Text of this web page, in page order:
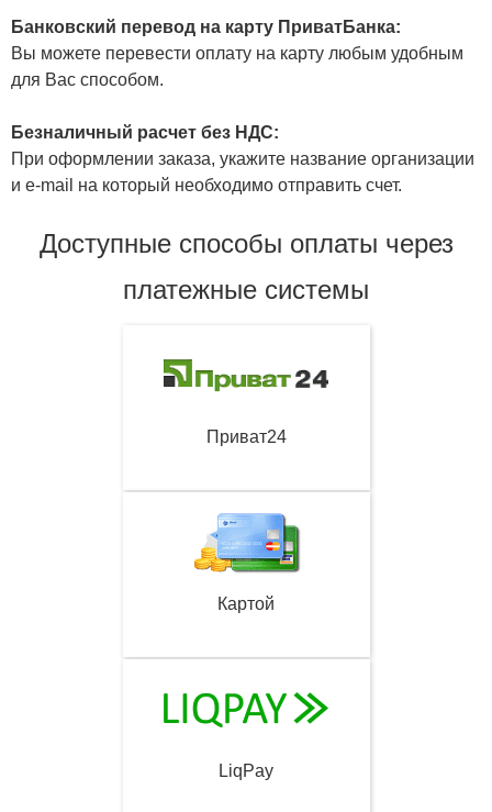
Банковский перевод на карту ПриватБанка:
Вы можете перевести оплату на карту любым удобным
для Вас способом.
Безналичный расчет без НДС:
При оформлении заказа, укажите название организации
и e-mail на который необходимо отправить счет.
Доступные способы оплаты через
платежные системы
Приват24
Картой
LiqPay